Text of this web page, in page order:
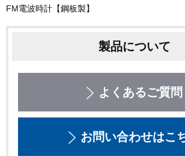
FM電波時計【鋼板製】
製品について
よくあるご質問
お問い合わせはこ